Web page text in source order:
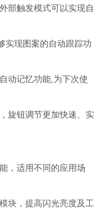
部触发模式可以实现自
实现图案的自动跟踪功
动记忆功能,为下次使
旋钮调节更加快速、实
，适用不同的应用场
块，提高闪光亮度及工